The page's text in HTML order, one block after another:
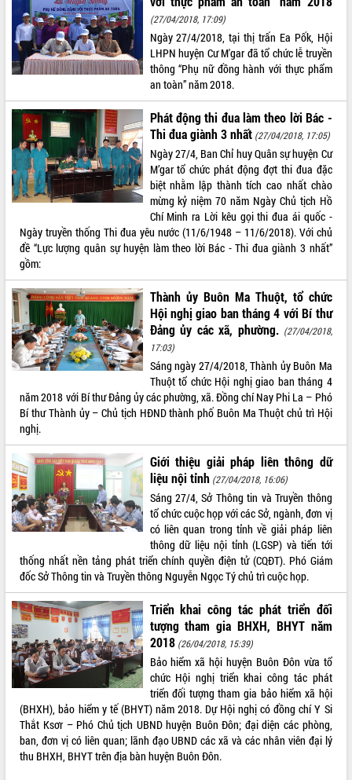
LIÊN KẾT WEB
THỐNG KÊ TRUY CẬP
Hôm nay:
23579
Tất cả:
66068902
(27/04/2018, 17:09)
Ngày 27/4/2018, tại thị trấn Ea Pốk, Hội
LHPN huyện Cư M'gar đã tổ chức lễ truyền
thông “Phụ nữ đồng hành với thực phẩm
an toàn” năm 2018.
Phát động thi đua làm theo lời Bác -
Thi đua giành 3 nhất (27/04/2018, 17:05)
Ngày 27/4, Ban Chỉ huy Quân sự huyện Cư
M’gar tổ chức phát động đợt thi đua đặc
biệt nhằm lập thành tích cao nhất chào
mừng kỷ niệm 70 năm Ngày Chủ tịch Hồ
Chí Minh ra Lời kêu gọi thi đua ái quốc -
Ngày truyền thống Thi đua yêu nước (11/6/1948 – 11/6/2018). Với chủ
đề “Lực lượng quân sự huyện làm theo lời Bác - Thi đua giành 3 nhất”
gồm:
Thành ủy Buôn Ma Thuột, tổ chức
Hội nghị giao ban tháng 4 với Bí thư
Đảng ủy các xã, phường. (27/04/2018,
17:03)
Sáng ngày 27/4/2018, Thành ủy Buôn Ma
Thuột tổ chức Hội nghị giao ban tháng 4
năm 2018 với Bí thư Đảng ủy các phường, xã. Đồng chí Nay Phi La – Phó
Bí thư Thành ủy – Chủ tịch HĐND thành phố Buôn Ma Thuột chủ trì Hội
nghị.
Giới thiệu giải pháp liên thông dữ
liệu nội tỉnh (27/04/2018, 16:06)
Sáng 27/4, Sở Thông tin và Truyền thông
tổ chức cuộc họp với các Sở, ngành, đơn vị
có liên quan trong tỉnh về giải pháp liên
thông dữ liệu nội tỉnh (LGSP) và tiến tới
thống nhất nền tảng phát triển chính quyền điện tử (CQĐT). Phó Giám
đốc Sở Thông tin và Truyền thông Nguyễn Ngọc Tý chủ trì cuộc họp.
Triển khai công tác phát triển đối
tượng tham gia BHXH, BHYT năm
2018 (26/04/2018, 15:39)
Bảo hiểm xã hội huyện Buôn Đôn vừa tổ
chức Hội nghị triển khai công tác phát
triển đối tượng tham gia bảo hiểm xã hội
(BHXH), bảo hiểm y tế (BHYT) năm 2018. Dự Hội nghị có đồng chí Y Si
Thắt Ksơr – Phó Chủ tịch UBND huyện Buôn Đôn; đại diện các phòng,
ban, đơn vị có liên quan; lãnh đạo UBND các xã và các nhân viên đại lý
thu BHXH, BHYT trên địa bàn huyện Buôn Đôn.